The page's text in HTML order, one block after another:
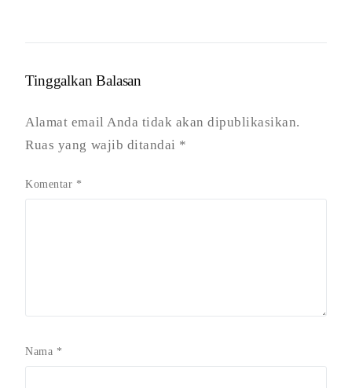
Tinggalkan Balasan
Alamat email Anda tidak akan dipublikasikan.
Ruas yang wajib ditandai *
Komentar *
Nama *